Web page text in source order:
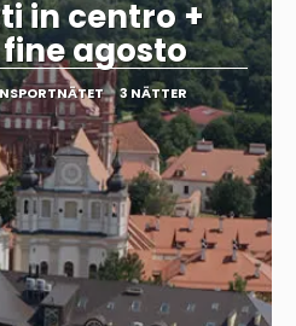
in centro +
agosto
3 NÄTTER